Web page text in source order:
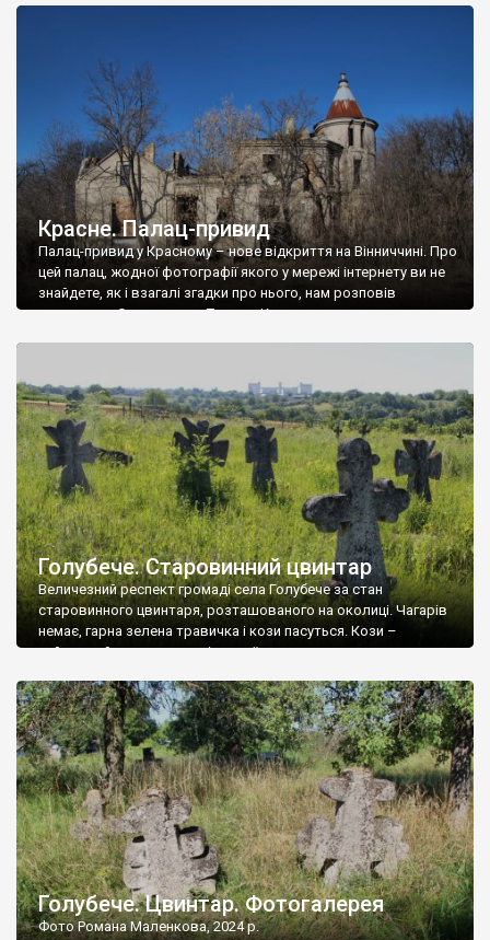
Красне. Палац-привид
Палац-привид у Красному – нове відкриття на Вінниччині. Про
цей палац, жодної фотографії якого у мережі інтернету ви не
знайдете, як і взагалі згадки про нього, нам розповів
мешканець Самгородка. Палац у Красному вразив не лише
Голубече. Старовинний цвинтар
Величезний респект громаді села Голубече за стан
старовинного цвинтаря, розташованого на околиці. Чагарів
немає, гарна зелена травичка і кози пасуться. Кози –
найкращий регулятор шкідливої, для старих кладовищ,
бруньками, кози ті бруньки обгризають, бо то улюблений
делікатес. На цвинтарі у Голубечому ціла колекція
різноманітних форм хрестів. Село відносно невелике, […]
Голубече. Цвинтар. Фотогалерея
Фото Романа Маленкова, 2024 р.